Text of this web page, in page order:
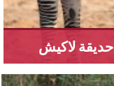
حديقة لاكيش